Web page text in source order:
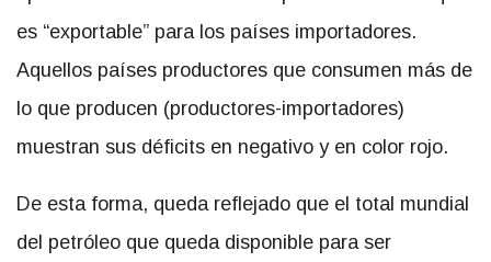
es “exportable” para los países importadores.
Aquellos países productores que consumen más de
lo que producen (productores-importadores)
muestran sus déficits en negativo y en color rojo.
De esta forma, queda reflejado que el total mundial
del petróleo que queda disponible para ser